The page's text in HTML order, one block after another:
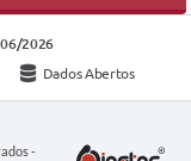
2026
Dados Abertos
-